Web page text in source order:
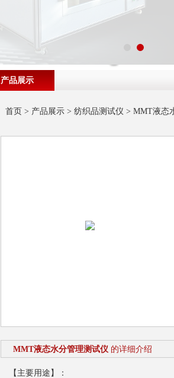
产品展示
首页 > 产品展示> 纺织品测试仪 > MMT液态
MMT液态水分管理测试仪 的详细介绍
【主要用途】：